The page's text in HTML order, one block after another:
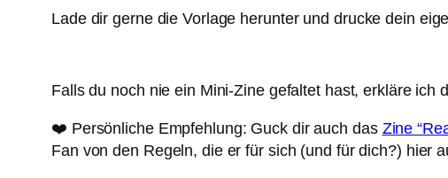
Lade dir gerne die Vorlage herunter und drucke dein
Falls du noch nie ein Mini-Zine gefaltet hast, erkläre ich
❤️ Persönliche Empfehlung: Guck dir auch das Zine
Fan von den Regeln, die er für sich (und für dich?) hier